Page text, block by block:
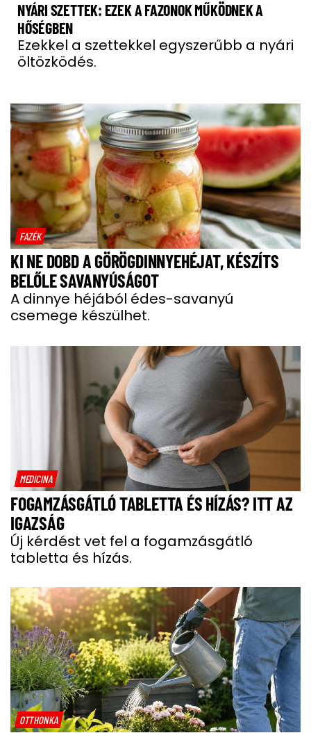
NYÁRI SZETTEK: EZEK A FAZONOK MŰKÖDNEK A
HŐSÉGBEN
Ezekkel a szettekkel egyszerűbb a nyári
öltözködés.
FAZÉK
KI NE DOBD A GÖRÖGDINNYEHÉJAT, KÉSZÍTS
BELŐLE SAVANYÚSÁGOT
A dinnye héjából édes-savanyú
csemege készülhet.
MEDICINA
FOGAMZÁSGÁTLÓ TABLETTA ÉS HÍZÁS? ITT AZ
IGAZSÁG
Új kérdést vet fel a fogamzásgátló
tabletta és hízás.
OTTHONKA